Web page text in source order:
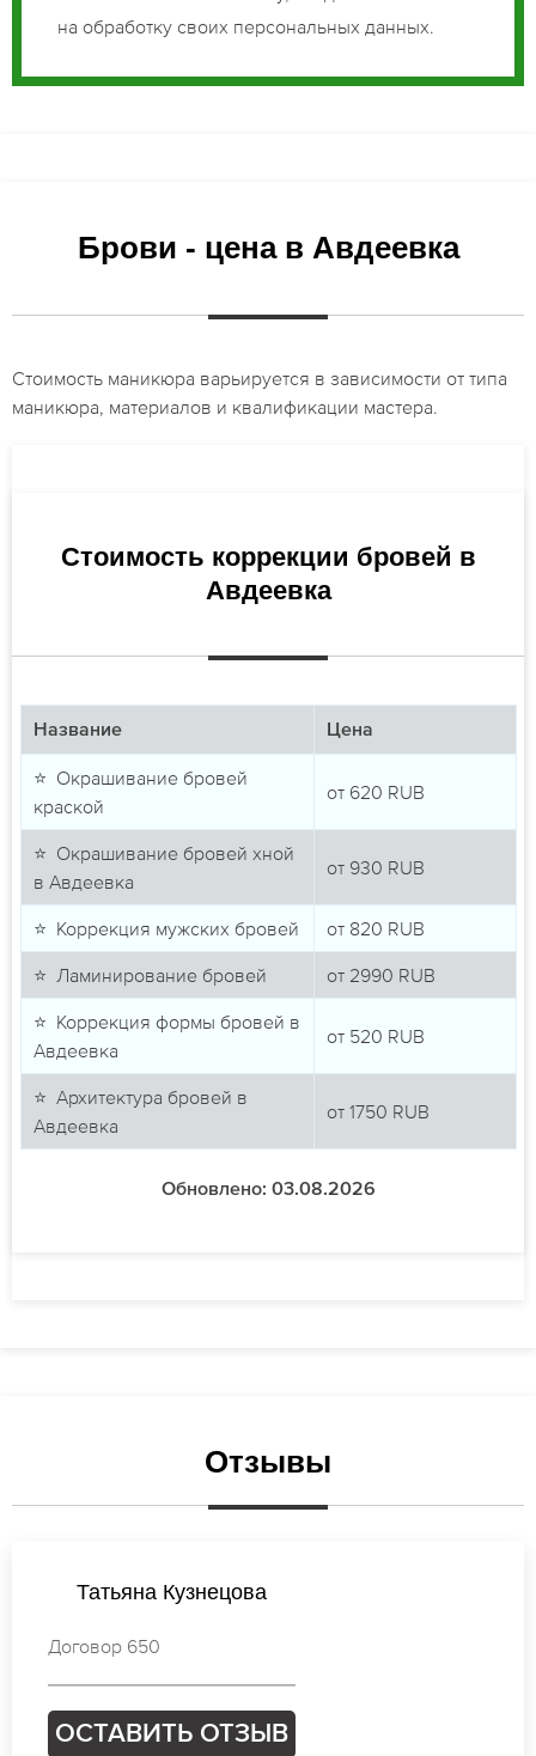
на обработку своих персональных данных.
Брови - цена в Авдеевка
Стоимость маникюра варьируется в зависимости от типа
маникюра, материалов и квалификации мастера.
Стоимость коррекции бровей в
Авдеевка
Название Цена
⭐ Окрашивание бровей
краской
от 620 RUB
⭐ Окрашивание бровей хной
в Авдеевка
от 930 RUB
⭐ Коррекция мужских бровей от 820 RUB
⭐ Ламинирование бровей от 2990 RUB
⭐ Коррекция формы бровей в
Авдеевка
от 520 RUB
⭐ Архитектура бровей в
Авдеевка
от 1750 RUB
Обновлено: 03.08.2026
Отзывы
Анастасия Новикова
Договор 915
ОСТАВИТЬ ОТЗЫВ